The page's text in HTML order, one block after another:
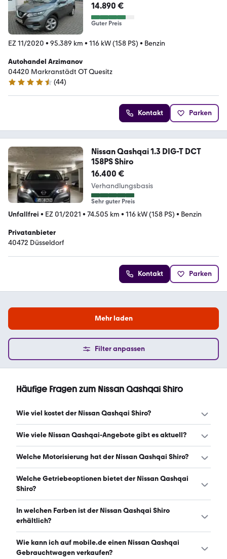
14.890 €
Guter Preis
EZ 11/2020 • 95.389 km • 116 kW (158 PS) • Benzin
Autohandel Arzimanov
04420 Markranstädt OT Quesitz
4.6 Sterne
(44)
Kontakt Parken
Nissan Qashqai 1.3 DIG-T DCT
158PS Shiro
16.400 €
Verhandlungsbasis
Sehr guter Preis
Unfallfrei • EZ 01/2021 • 74.505 km • 116 kW (158 PS) • Benzin
Privatanbieter
40472 Düsseldorf
Kontakt Parken
Mehr laden
Filter anpassen
Häufige Fragen zum Nissan Qashqai Shiro
Wie viel kostet der Nissan Qashqai Shiro?
Ein guter Preis für einen Nissan Qashqai Shiro liegt
Wie viele Nissan Qashqai-Angebote gibt es aktuell?
Es gibt insgesamt 22 Nissan Qashqai bei mobile.de,
10.8.2026)
Welche Motorisierung hat der Nissan Qashqai Shiro?
Der Nissan Qashqai Shiro hat Leistungen zwischen 140
und 158 PS. (Stand: 10.8.2026)
Welche Getriebeoptionen bietet der Nissan Qashqai
Shiro?
Der Nissan Qashqai Shiro ist mit automatischem und
manuellem Getriebe erhältlich. (Stand: 10.8.2026)
In welchen Farben ist der Nissan Qashqai Shiro
erhältlich?
Den Nissan Qashqai Shiro gibt es in folgenden Farben:
schwarz, grau, weiß, blau, rot und silber. Die häufigste
Wie kann ich auf mobile.de einen Nissan Qashqai
Gebrauchtwagen verkaufen?